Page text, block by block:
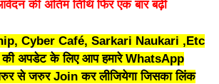
की अंतिम तिथि फिर एक बार बढ़ी
Cyber Café, Sarkari Naukari ,Etc
अपडेट के लिए आप हमारे WhatsApp
से जरुर Join कर लीजियेगा जिसका लिंक